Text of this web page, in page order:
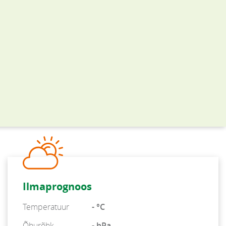
Ilmaprognoos
Temperatuur
- °C